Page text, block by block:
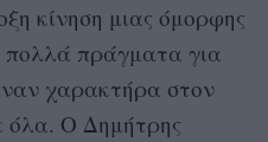
κίνηση μιας όμορφης
πράγματα για
χαρακτήρα στον
όλα. Ο Δημήτρης